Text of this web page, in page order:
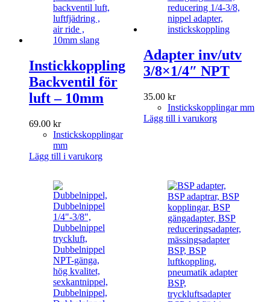
Instickkoppling
Backventil för
luft – 10mm
69.00 kr
Instickskopplingar
mm
Lägg till i varukorg
Adapter inv/utv
3/8×1/4″ NPT
35.00 kr
Instickskopplingar mm
Lägg till i varukorg